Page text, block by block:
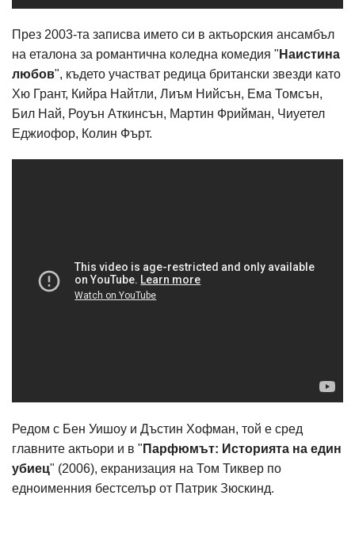
През 2003-та записва името си в актьорския ансамбъл
на еталона за романтична коледна комедия " Наистина
любов", където участват редица британски звезди като
Хю Грант, Кийра Найтли, Лиъм Нийсън, Ема Томсън,
Бил Най, Роуън Аткинсън, Мартин Фрийман, Чиуетел
Еджиофор, Колин Фърт.
Редом с Бен Уишоу и Дъстин Хофман, той е сред
главните актьори и в " Парфюмът: Историята на един
убиец" (2006), екранизация на Том Тиквер по
едноименния бестселър от Патрик Зюскинд.